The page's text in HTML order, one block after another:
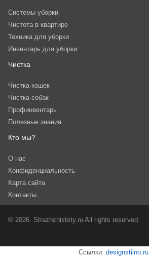
Системы уборки
Чистота в квартире
Техника для уборки
Инвентарь для уборки
Чистка
Чистка кошек
Чистка собак
Профинвентарь
Полезные знания
Кто мы?
О нас
Конфиденциальность
Карта сайта
Контакты
© 2026. Strazhchistoty.ru All rights reserved.
Ссылки: designstilno.ru